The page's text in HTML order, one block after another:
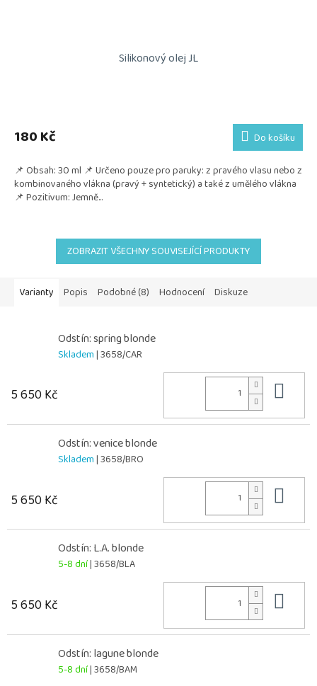
Silikonový olej JL
180 Kč Do košíku
📌 Obsah: 30 ml 📌 Určeno pouze pro paruky: z pravého vlasu nebo z
kombinovaného vlákna (pravý + syntetický) a také z umělého vlákna
📌 Pozitivum: Jemně...
ZOBRAZIT VŠECHNY SOUVISEJÍCÍ PRODUKTY
Varianty Popis Podobné (8) Hodnocení Diskuze
Odstín: spring blonde
Skladem| 3658/CAR
5 650 Kč
Odstín: venice blonde
Skladem| 3658/BRO
5 650 Kč
Odstín: L.A. blonde
5-8 dní| 3658/BLA
5 650 Kč
Odstín: lagune blonde
5-8 dní| 3658/BAM